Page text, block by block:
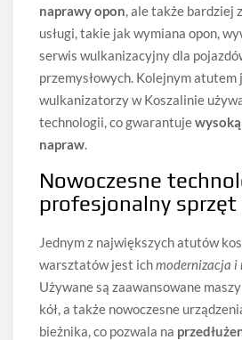
naprawy opon, ale także bardziej
usługi, takie jak wymiana opon,
serwis wulkanizacyjny dla
przemysłowych. Kolejnym atutem
wulkanizatorzy w Koszalinie
technologii, co gwarantuje
napraw.
Nowoczesne
profesjonalny sprzęt
Jednym z największych atutów
warsztatów jest ichmodernizacja i
Używane są zaawansowane
kół, a także nowoczesne
bieżnika, co pozwala na